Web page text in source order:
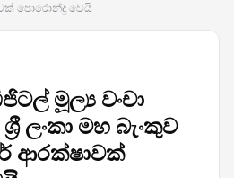
පොරොන්දු වෙයි
මූල්‍ය වංචා
ලංකා මහ බැංකුව
ආරක්ෂාවක්